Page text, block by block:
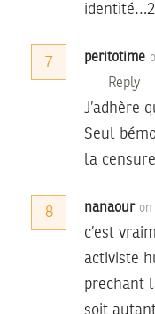
7 peritotime
Reply
J’adhère
Seul
la
8 nanaour on
c’est
activiste
prechant
soit